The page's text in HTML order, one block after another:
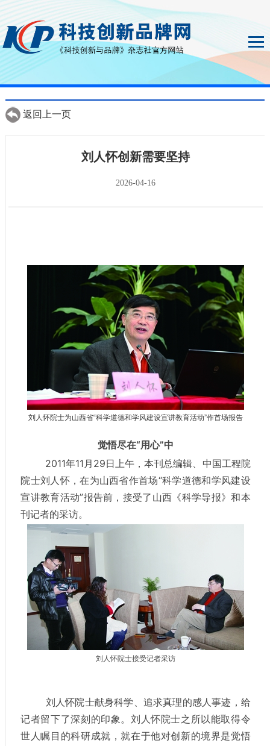
返回上一页
刘人怀创新需要坚持
2026-04-16
刘人怀院士为山西省“科学道德和学风建设宣讲教育活动”作首场报告
觉悟尽在“用心”中
2011年11月29日上午，本刊总编辑、中国工程院
院士刘人怀，在为山西省作首场“科学道德和学风建设
宣讲教育活动”报告前，接受了山西《科学导报》和本
刊记者的采访。
刘人怀院士接受记者采访
刘人怀院士献身科学、追求真理的感人事迹，给
记者留下了深刻的印象。刘人怀院士之所以能取得令
世人瞩目的科研成就，就在于他对创新的境界是觉悟